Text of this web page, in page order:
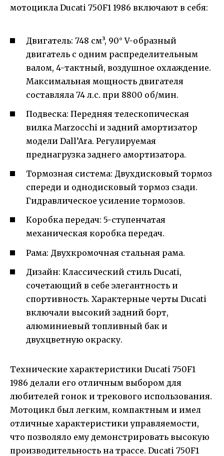
мотоцикла Ducati 750F1 1986 включают в себя:
Двигатель: 748 см³, 90° V-образный
двигатель с одним распределительным
валом, 4-тактный, воздушное охлаждение.
Максимальная мощность двигателя
составляла 74 л.с. при 8800 об/мин.
Подвеска: Передняя телескопическая
вилка Marzocchi и задний амортизатор
модели Dall’Ara. Регулируемая
преднагрузка заднего амортизатора.
Тормозная система: Двухдисковый тормоз
спереди и однодисковый тормоз сзади.
Гидравлическое усиление тормозов.
Коробка передач: 5-ступенчатая
механическая коробка передач.
Рама: Двухкромочная стальная рама.
Дизайн: Классический стиль Ducati,
сочетающий в себе элегантность и
спортивность. Характерные черты Ducati
включали высокий задний борт,
алюминиевый топливный бак и
двухцветную окраску.
Технические характеристики Ducati 750F1
1986 делали его отличным выбором для
любителей гонок и трекового использования.
Мотоцикл был легким, компактным и имел
отличные характеристики управляемости,
что позволяло ему демонстрировать высокую
производительность на трассе. Ducati 750F1